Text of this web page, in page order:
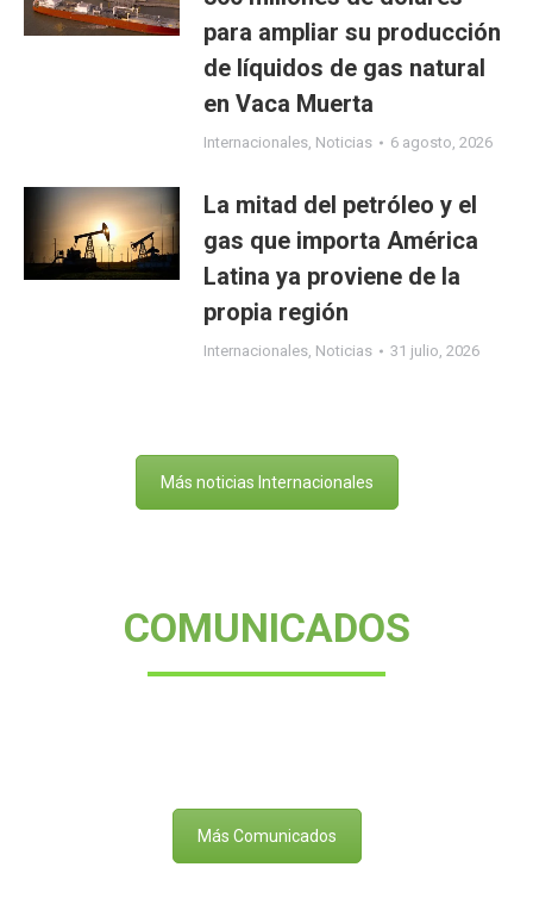
para ampliar su producción
de líquidos de gas natural
en Vaca Muerta
Internacionales, Noticias 6 agosto, 2026
La mitad del petróleo y el
gas que importa América
Latina ya proviene de la
propia región
Internacionales, Noticias 31 julio, 2026
Más noticias Internacionales
COMUNICADOS
Más Comunicados